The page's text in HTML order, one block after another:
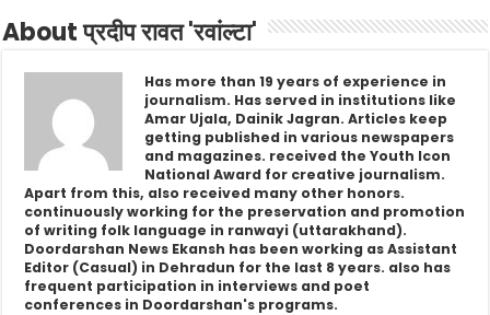
About प्रदीप रावत 'रवांल्टा'
Has more than 19 years of experience in
journalism. Has served in institutions like
Amar Ujala, Dainik Jagran. Articles keep
getting published in various newspapers
and magazines. received the Youth Icon
National Award for creative journalism.
Apart from this, also received many other honors.
continuously working for the preservation and promotion
of writing folk language in ranwayi (uttarakhand).
Doordarshan News Ekansh has been working as Assistant
Editor (Casual) in Dehradun for the last 8 years. also has
frequent participation in interviews and poet
conferences in Doordarshan's programs.